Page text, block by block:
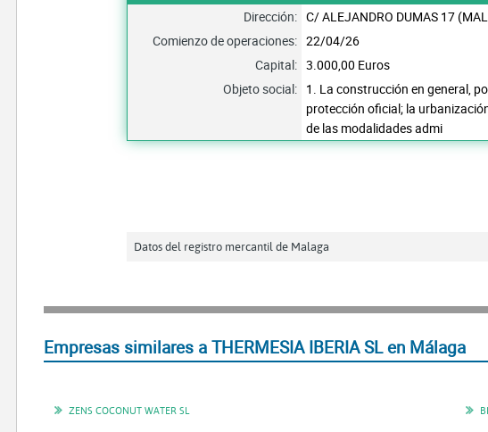
Dirección: C/ ALEJANDRO DUMAS 17
Comienzo de operaciones: 22/04/26
Capital: 3.000,00 Euros
Objeto social: 1. La construcción en general,
protección oficial; la
de las modalidades admi
Datos del registro mercantil de Malaga
Empresas similares a THERMESIA IBERIA SL en Málaga
ZENS COCONUT WATER SL